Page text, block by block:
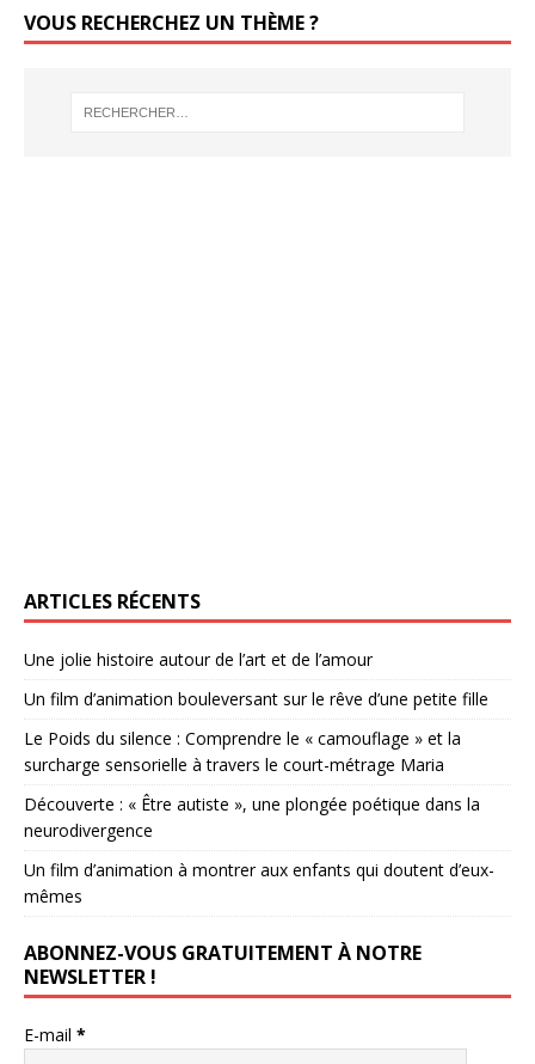
VOUS RECHERCHEZ UN THÈME ?
ARTICLES RÉCENTS
Une jolie histoire autour de l’art et de l’amour
Un film d’animation bouleversant sur le rêve d’une petite fille
Le Poids du silence : Comprendre le « camouflage » et la
surcharge sensorielle à travers le court-métrage Maria
Découverte : « Être autiste », une plongée poétique dans la
neurodivergence
Un film d’animation à montrer aux enfants qui doutent d’eux-
mêmes
ABONNEZ-VOUS GRATUITEMENT À NOTRE
NEWSLETTER !
E-mail *